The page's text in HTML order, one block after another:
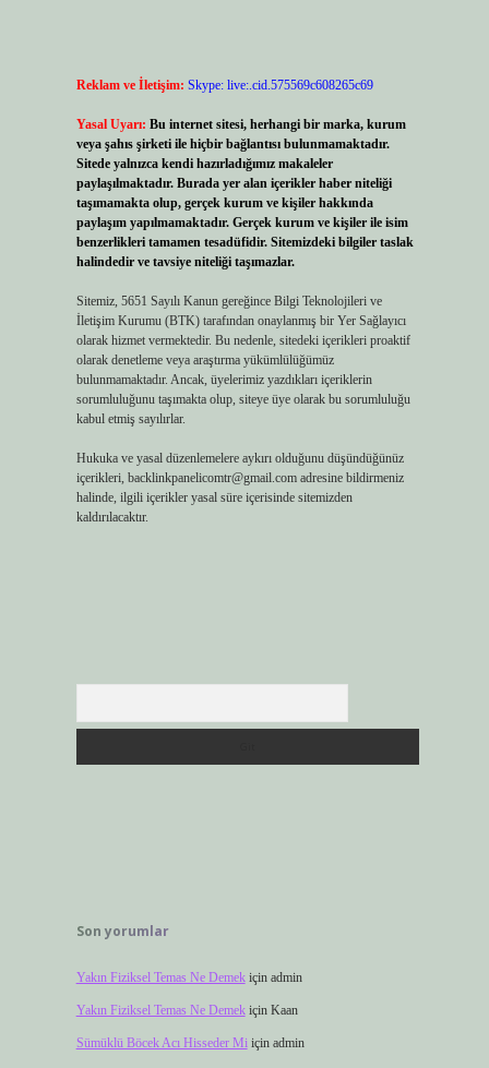
Reklam ve İletişim: Skype: live:.cid.575569c608265c69
Yasal Uyarı: Bu internet sitesi, herhangi bir marka, kurum
veya şahıs şirketi ile hiçbir bağlantısı bulunmamaktadır.
Sitede yalnızca kendi hazırladığımız makaleler
paylaşılmaktadır. Burada yer alan içerikler haber niteliği
taşımamakta olup, gerçek kurum ve kişiler hakkında
paylaşım yapılmamaktadır. Gerçek kurum ve kişiler ile isim
benzerlikleri tamamen tesadüfidir. Sitemizdeki bilgiler taslak
halindedir ve tavsiye niteliği taşımazlar.
Sitemiz, 5651 Sayılı Kanun gereğince Bilgi Teknolojileri ve
İletişim Kurumu (BTK) tarafından onaylanmış bir Yer Sağlayıcı
olarak hizmet vermektedir. Bu nedenle, sitedeki içerikleri proaktif
olarak denetleme veya araştırma yükümlülüğümüz
bulunmamaktadır. Ancak, üyelerimiz yazdıkları içeriklerin
sorumluluğunu taşımakta olup, siteye üye olarak bu sorumluluğu
kabul etmiş sayılırlar.
Hukuka ve yasal düzenlemelere aykırı olduğunu düşündüğünüz
içerikleri, backlinkpanelicomtr@gmail.comadresine bildirmeniz
halinde, ilgili içerikler yasal süre içerisinde sitemizden
kaldırılacaktır.
Son yorumlar
Yakın Fiziksel Temas Ne Demekiçin admin
Yakın Fiziksel Temas Ne Demekiçin Kaan
Sümüklü Böcek Acı Hisseder Miiçin admin